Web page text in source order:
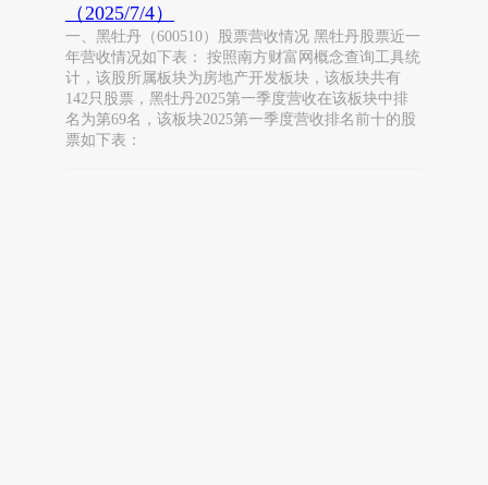
（2025/7/4）
一、黑牡丹（600510）股票营收情况 黑牡丹股票近一
年营收情况如下表： 按照南方财富网概念查询工具统
计，该股所属板块为房地产开发板块，该板块共有
142只股票，黑牡丹2025第一季度营收在该板块中排
名为第69名，该板块2025第一季度营收排名前十的股
票如下表：